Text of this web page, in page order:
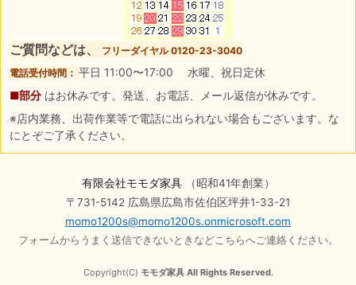
ご質問などは、
フリーダイヤル 0120-23-3040
電話受付時間： 平日 11:00〜17:00 水曜、祝日定休
■部分 はお休みです。発送、お電話、メール返信が休みです。
※店内業務、出荷作業等で電話に出られない場合もございます。な
にとぞご了承ください。
有限会社モモダ家具（昭和41年創業）
〒731-5142 広島県広島市佐伯区坪井1-33-21
momo1200s@momo1200s.onmicrosoft.com
フォームからうまく送信できないときなどこちらへご連絡ください。
Copyright(C) モモダ家具 All Rights Reserved.